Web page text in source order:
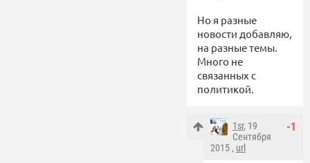
Но я разные
новости добавляю,
на разные темы.
Много не
связанных с
политикой.
-1
1sr, 19
Сентября
2015 , url